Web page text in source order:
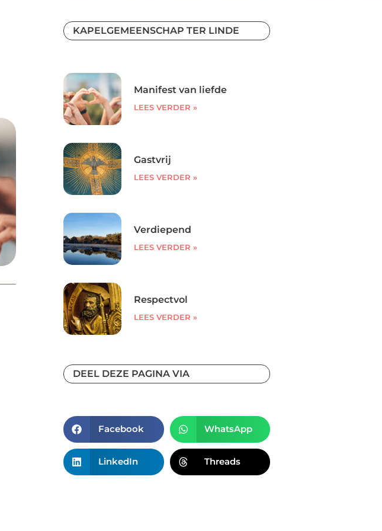
KAPELGEMEENSCHAP TER LINDE
Manifest van liefde
LEES VERDER »
Gastvrij
LEES VERDER »
Verdiepend
LEES VERDER »
Respectvol
LEES VERDER »
DEEL DEZE PAGINA VIA
Facebook WhatsApp
LinkedIn Threads